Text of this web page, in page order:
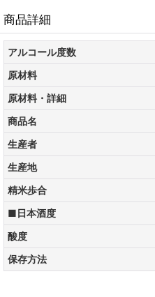
商品詳細
アルコール度数
原材料
原材料・詳細
商品名
生産者
生産地
精米歩合
■日本酒度
酸度
保存方法